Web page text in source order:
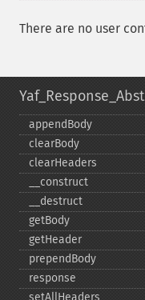
There are no user
appendBody
clearBody
clearHeaders
_​_​construct
_​_​destruct
getBody
getHeader
prependBody
response
setAllHeaders